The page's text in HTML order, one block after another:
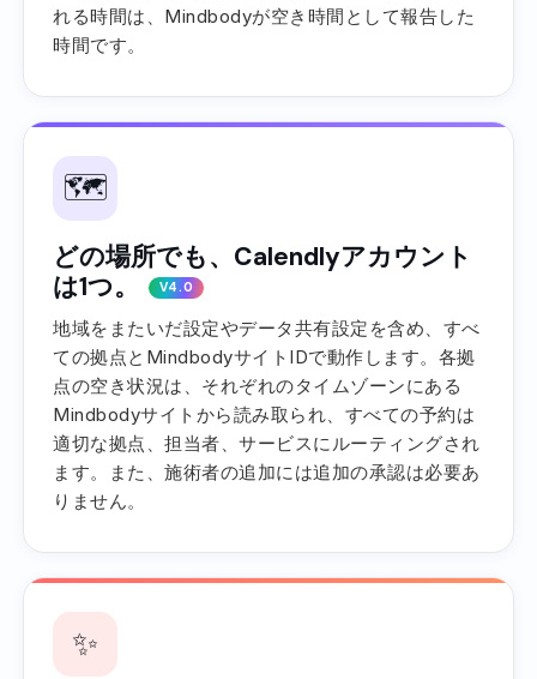
れる時間は、Mindbodyが空き時間として報告した
時間です。
🗺️
どの場所でも、Calendlyアカウント
は1つ。
V4.0
地域をまたいだ設定やデータ共有設定を含め、すべ
ての拠点とMindbodyサイトIDで動作します。各拠
点の空き状況は、それぞれのタイムゾーンにある
Mindbodyサイトから読み取られ、すべての予約は
適切な拠点、担当者、サービスにルーティングされ
ます。また、施術者の追加には追加の承認は必要あ
りません。
✨